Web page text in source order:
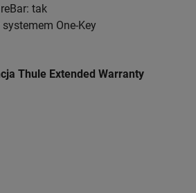
tak
One-Key
Thule Extended Warranty